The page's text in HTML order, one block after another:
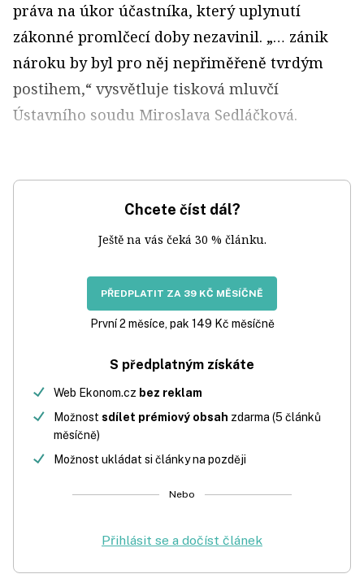
práva na úkor účastníka, který uplynutí
zákonné promlčecí doby nezavinil. „… zánik
nároku by byl pro něj nepřiměřeně tvrdým
postihem,“ vysvětluje tisková mluvčí
Ústavního soudu Miroslava Sedláčková.
Chcete číst dál?
Ještě na vás čeká 30 % článku.
PŘEDPLATIT ZA 39 KČ MĚSÍČNĚ
První 2 měsíce, pak 149 Kč měsíčně
S předplatným získáte
Web Ekonom.cz bez reklam
Možnost sdílet prémiový obsah zdarma (5 článků
měsíčně)
Možnost ukládat si články na později
Nebo
Přihlásit se a dočíst článek